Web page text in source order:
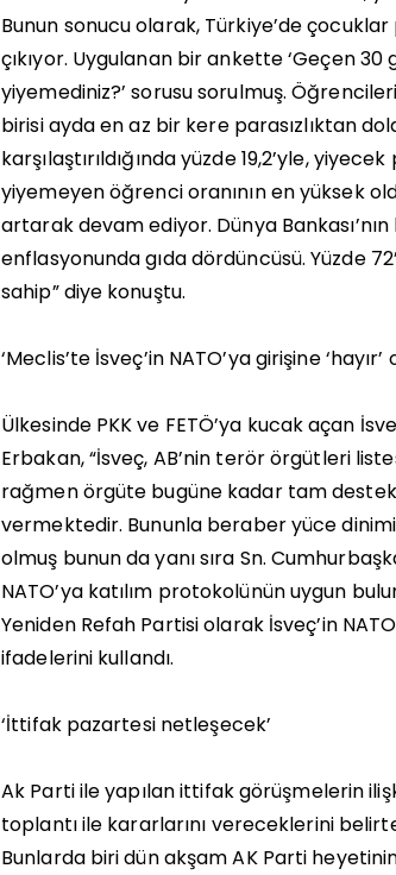
Bunun sonucu olarak, Türkiye’de
çıkıyor. Uygulanan bir ankette ‘Geçen
yiyemediniz?’ sorusu sorulmuş.
birisi ayda en az bir kere parasızlıktan
karşılaştırıldığında yüzde 19,2’yle,
yiyemeyen öğrenci oranının en yüksek
artarak devam ediyor. Dünya
enflasyonunda gıda dördüncüsü. Yüzde
sahip” diye konuştu.
‘Meclis’te İsveç’in NATO’ya girişine
Ülkesinde PKK ve FETÖ’ya kucak açan
Erbakan, “İsveç, AB’nin terör örgütleri
rağmen örgüte bugüne kadar tam
vermektedir. Bununla beraber yüce
olmuş bunun da yanı sıra Sn.
NATO’ya katılım protokolünün uygun
Yeniden Refah Partisi olarak İsveç’in
ifadelerini kullandı.
‘İttifak pazartesi netleşecek’
Ak Parti ile yapılan ittifak görüşmelerin
toplantı ile kararlarını vereceklerini
Bunlarda biri dün akşam AK Parti